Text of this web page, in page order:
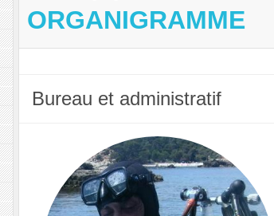
ORGANIGRAMME
Bureau et administratif